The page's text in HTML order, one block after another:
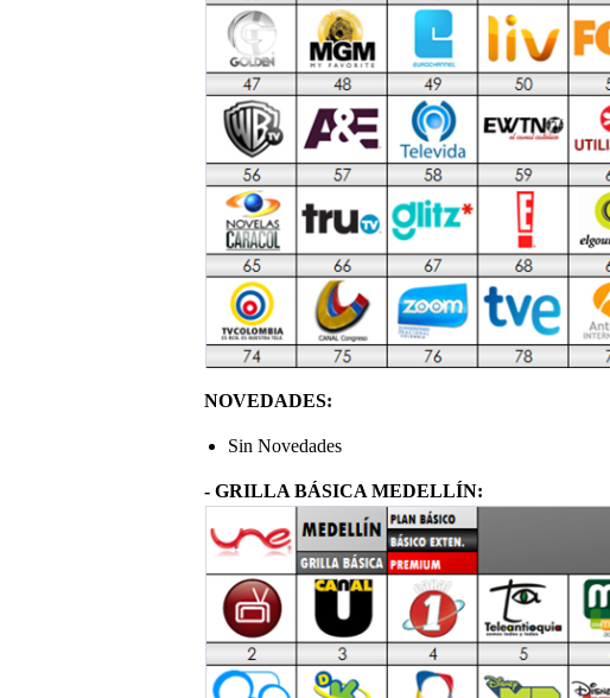
NOVEDADES:
Sin Novedades
- GRILLA BÁSICA MEDELLÍN: